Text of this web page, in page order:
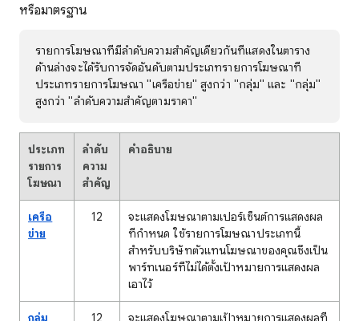
หรือมาตรฐาน
รายการโฆษณาที่มีลำดับความสำคัญเดียวกันที่แสดงในตาราง
ด้านล่างจะได้รับการจัดอันดับตามประเภทรายการโฆษณาที่
ประเภทรายการโฆษณา "เครือข่าย" สูงกว่า "กลุ่ม" และ "กลุ่ม"
สูงกว่า "ลำดับความสำคัญตามราคา"
ประเภท
รายการ
โฆษณา
ลำดับ
ความ
สำคัญ
คำอธิบาย
เครือ
ข่าย
12
จะแสดงโฆษณาตามเปอร์เซ็นต์การแสดงผล
ที่กำหนด ใช้รายการโฆษณาประเภทนี้
สำหรับบริษัทตัวแทนโฆษณาของคุณซึ่งเป็น
พาร์ทเนอร์ที่ไม่ได้ตั้งเป้าหมายการแสดงผล
เอาไว้
กลุ่ม 12
จะแสดงโฆษณาตามเป้าหมายการแสดงผลที่